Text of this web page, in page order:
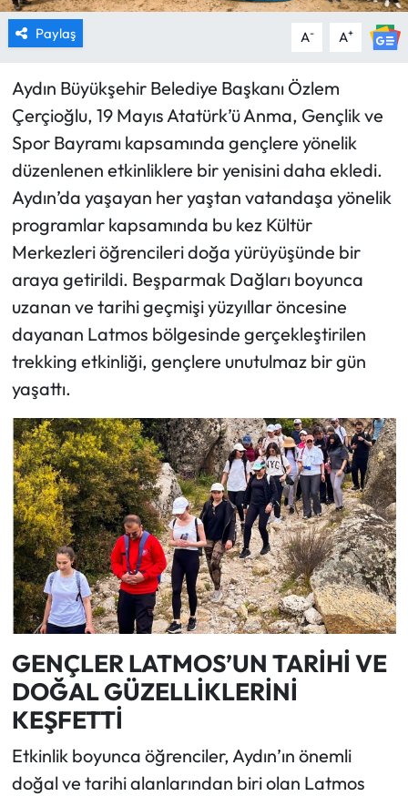
Paylaş A- A+
Aydın Büyükşehir Belediye Başkanı Özlem
Çerçioğlu, 19 Mayıs Atatürk’ü Anma, Gençlik ve
Spor Bayramı kapsamında gençlere yönelik
düzenlenen etkinliklere bir yenisini daha ekledi.
Aydın’da yaşayan her yaştan vatandaşa yönelik
programlar kapsamında bu kez Kültür
Merkezleri öğrencileri doğa yürüyüşünde bir
araya getirildi. Beşparmak Dağları boyunca
uzanan ve tarihi geçmişi yüzyıllar öncesine
dayanan Latmos bölgesinde gerçekleştirilen
trekking etkinliği, gençlere unutulmaz bir gün
yaşattı.
GENÇLER LATMOS’UN TARİHİ VE
DOĞAL GÜZELLİKLERİNİ
KEŞFETTİ
Etkinlik boyunca öğrenciler, Aydın’ın önemli
doğal ve tarihi alanlarından biri olan Latmos